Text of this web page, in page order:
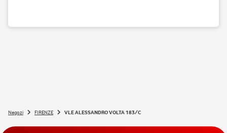
Negozi FIRENZE VLE ALESSANDRO VOLTA 183/C